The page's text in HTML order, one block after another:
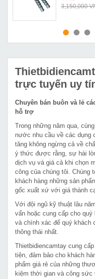
MUA NGAY
3,150,000
trực tuyến uy
Chuyên bán buôn và lẻ
hỗ trợ
Trong những năm qua,
nước nhu cầu về các dụng
tăng không ngừng cả về
ý thức được rằng, sự hài
dịch vụ và giá cả khi chọn
công của chúng tôi. Chúng
khách hàng những sản
gốc xuất xứ với giá thành
Với đội ngũ kỹ thuật lâu
vấn hoặc cung cấp cho
và chính xác để quý khách
thông thái nhất.
Thietbidiencamtay cung
tiện, đảm bảo cho khách
phẩm giá rẻ của những
kiệm thời gian và công